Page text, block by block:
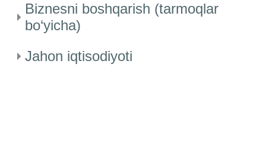
Biznesni boshqarish (tarmoqlar
bo‘yicha)
Jahon iqtisodiyoti